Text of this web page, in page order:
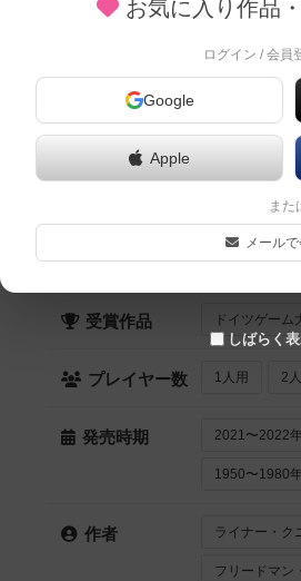
どきどきワクワク相性
30分～
登録状況 最近登録され
受賞作品 ドイツゲーム
プレイヤー数 1人用 2
発売時期 2021〜2022年
1950〜1980年
作者 ライナー・ク
フリードマン
お気に入り作品
ログイン / 会員
Google
Apple
また
メール
しばらく